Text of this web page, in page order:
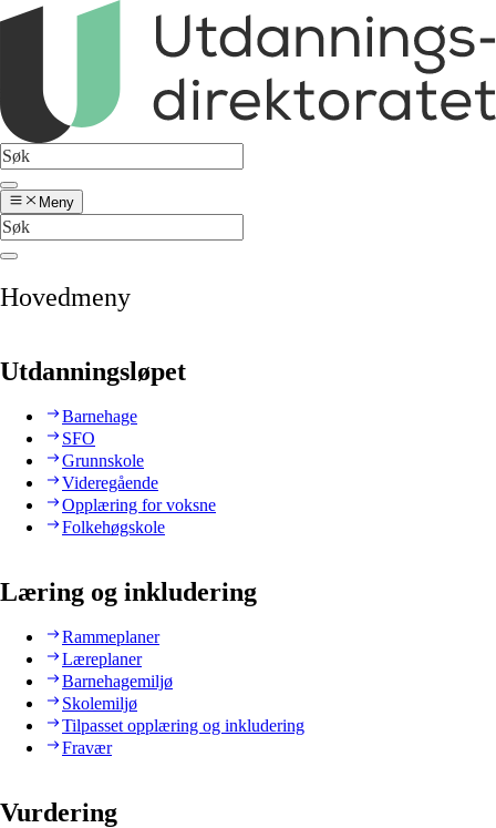
Meny
Hovedmeny
Utdanningsløpet
Barnehage
SFO
Grunnskole
Videregående
Opplæring for voksne
Folkehøgskole
Læring og inkludering
Rammeplaner
Læreplaner
Barnehagemiljø
Skolemiljø
Tilpasset opplæring og inkludering
Fravær
Vurdering